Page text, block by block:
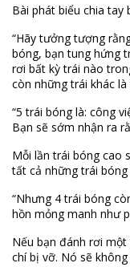
Bài phát biểu chia tay
“Hãy tưởng tượng
bóng, bạn tung hứng
rơi bất kỳ trái nào
còn những trái khác
“5 trái bóng là: công
Bạn sẽ sớm nhận ra
Mỗi lần trái bóng cao
tất cả những trái bóng
“Nhưng 4 trái bóng
hồn mỏng manh như
Nếu bạn đánh rơi
chí bị vỡ. Nó sẽ